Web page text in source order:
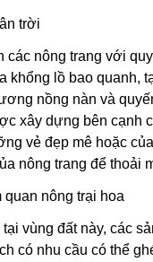
trời
nông trang với
lồ bao quanh,
nồng nàn và
xây dựng bên cạnh
vẻ đẹp mê hoặc
nông trang để thoải
quan nông trại hoa
vùng đất này, các
có nhu cầu có thể